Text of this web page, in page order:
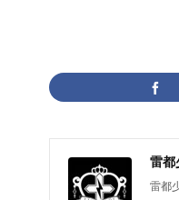
雷
雷都